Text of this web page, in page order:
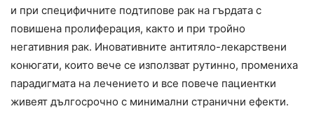
и при специфичните подтипове рак на гърдата с
повишена пролиферация, както и при тройно
негативния рак. Иновативните антитяло-лекарствени
конюгати, които вече се използват рутинно, промениха
парадигмата на лечението и все повече пациентки
живеят дългосрочно с минимални странични ефекти.